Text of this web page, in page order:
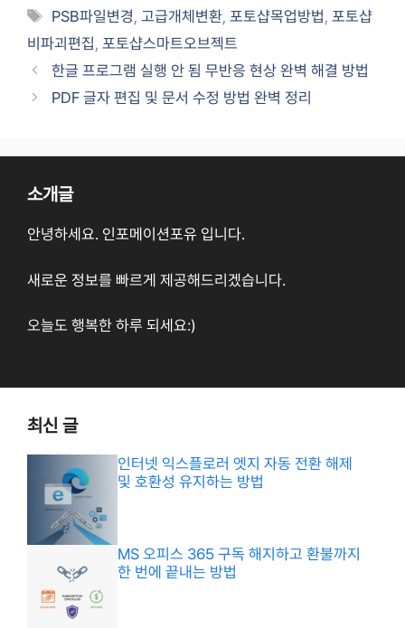
Tags
PSB파일변경,고급개체변환,포토샵목업방법,포토샵
비파괴편집, 포토샵스마트오브젝트
한글 프로그램 실행 안 됨 무반응 현상 완벽 해결 방법
PDF 글자 편집 및 문서 수정 방법 완벽 정리
소개글
안녕하세요. 인포메이션포유 입니다.
새로운 정보를 빠르게 제공해드리겠습니다.
오늘도 행복한 하루 되세요:)
최신 글
인터넷 익스플로러 엣지 자동 전환 해제
및 호환성 유지하는 방법
MS 오피스 365 구독 해지하고 환불까지
한 번에 끝내는 방법